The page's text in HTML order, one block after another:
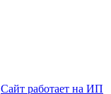
Сайт работает на ИП